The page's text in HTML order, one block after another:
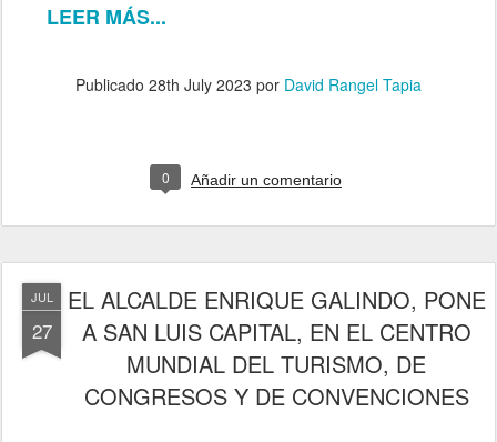
LEER MÁS...
Publicado 28th July 2023 por David Rangel Tapia
0 Añadir un comentario
JUL
27
EL ALCALDE ENRIQUE GALINDO, PONE
A SAN LUIS CAPITAL, EN EL CENTRO
MUNDIAL DEL TURISMO, DE
CONGRESOS Y DE CONVENCIONES